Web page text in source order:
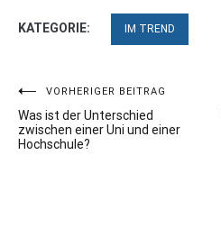
KATEGORIE: IM TREND
Beitragsnavigation
VORHERIGER BEITRAG
Was ist der Unterschied
zwischen einer Uni und einer
Hochschule?